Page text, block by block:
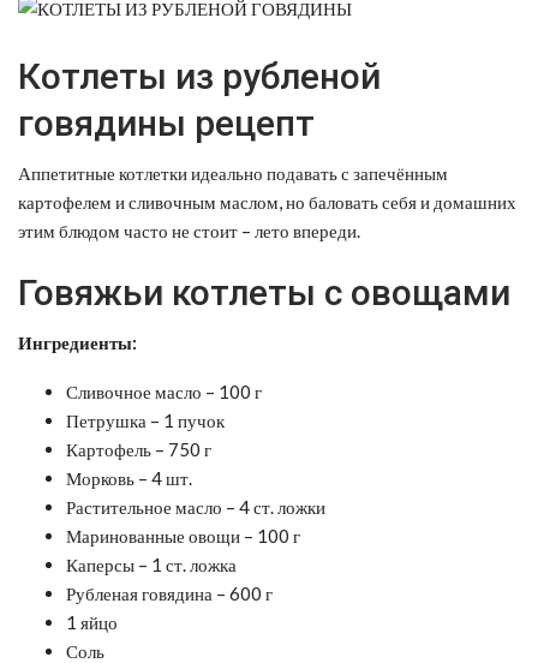
Котлеты из рубленой
говядины рецепт
Аппетитные котлетки идеально подавать с запечённым
картофелем и сливочным маслом, но баловать себя и домашних
этим блюдом часто не стоит – лето впереди.
Говяжьи котлеты с овощами
Ингредиенты:
Сливочное масло – 100 г
Петрушка – 1 пучок
Картофель – 750 г
Морковь – 4 шт.
Растительное масло – 4 ст. ложки
Маринованные овощи – 100 г
Каперсы – 1 ст. ложка
Рубленая говядина – 600 г
1 яйцо
Соль